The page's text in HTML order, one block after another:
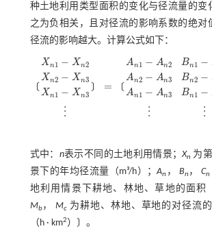
种土地利用类型面积的变化与径流量的变
之为负相关，且对径流的影响系数的绝对
径流的影响越大。计算公式如下：
〔
Xn1 − Xn2
Xn2 − Xn3
Xn1 − Xn3
⋮
〕 = 〔
An1 − An2
An2 − An3
An1 − An3
⋮
Bn1 −
Bn2 −
Bn1 −
⋮
n1-X 2-X n3X 1-X 3⋮ An 2B 1-B
式中： n表示不同的土地利用情景；Xn 为
景下的年均径流量（m³/h）；An ， Bn ， Cn
地利用情景下耕地、林地、草地的面积
Mb，Mc 为耕地、林地、草地的对径流
（h · km2）〕。